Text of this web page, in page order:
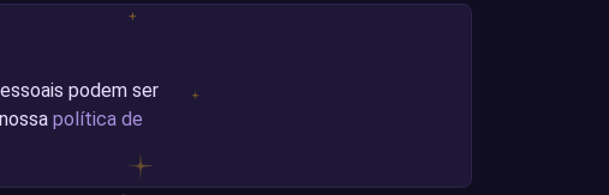
podem ser
política de